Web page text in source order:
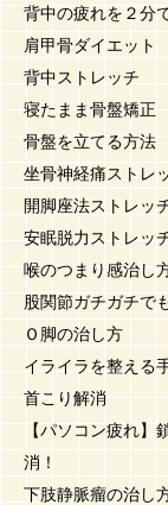
背中の疲れを２分
肩甲骨ダイエット
背中ストレッチ
寝たまま骨盤矯正
骨盤を立てる方法
坐骨神経痛ストレ
開脚座法ストレッ
安眠脱力ストレッ
喉のつまり感治し
股関節ガチガチで
Ｏ脚の治し方
イライラを整える
首こり解消
【パソコン疲れ】
消！
下肢静脈瘤の治し